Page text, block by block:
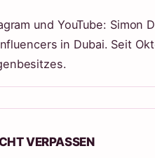
und YouTube: Simon
in Dubai. Seit
VERPASSEN